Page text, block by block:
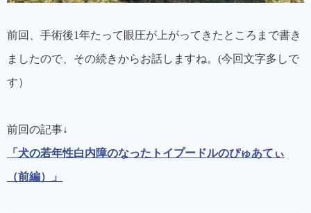
前回、手術後1年たって眼圧が上がってきたところまで書き
ましたので、その続きからお話しますね。(今回文字多しで
す）
前回の記事↓
「犬の若年性白内障のなったトイプードルのぴゅあてぃ
（前編）」